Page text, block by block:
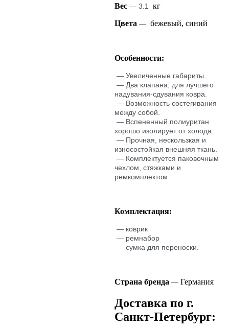
Вес — 3.1
кг
Цвета — бежевый, синий
Особенности:
— Увеличенные габариты.
— Два клапана, для лучшего
надувания-сдувания ковра.
— Возможность состегивания
между собой.
— Вспененный полиуритан
хорошо изолирует от холода.
— Прочная, нескользкая и
износостойкая внешняя ткань.
— Комплектуется паковочным
чехлом, стяжками и
ремкомплектом.
Комплектация:
— коврик
— ремнабор
— сумка для переноски.
Страна бренда — Германия
Доставка по г.
Санкт-Петербург: